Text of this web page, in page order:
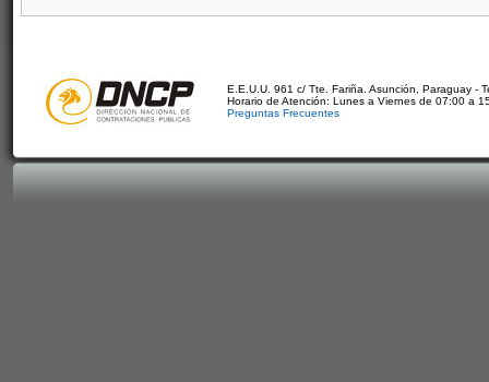
E.E.U.U. 961 c/ Tte. Fariña. Asunción, Paraguay -
Horario de Atención: Lunes a Viernes de 07:00 a
Preguntas Frecuentes